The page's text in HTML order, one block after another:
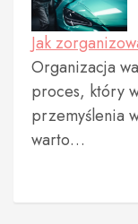
Jak
Organizacja
proces, który
przemyślenia
warto…